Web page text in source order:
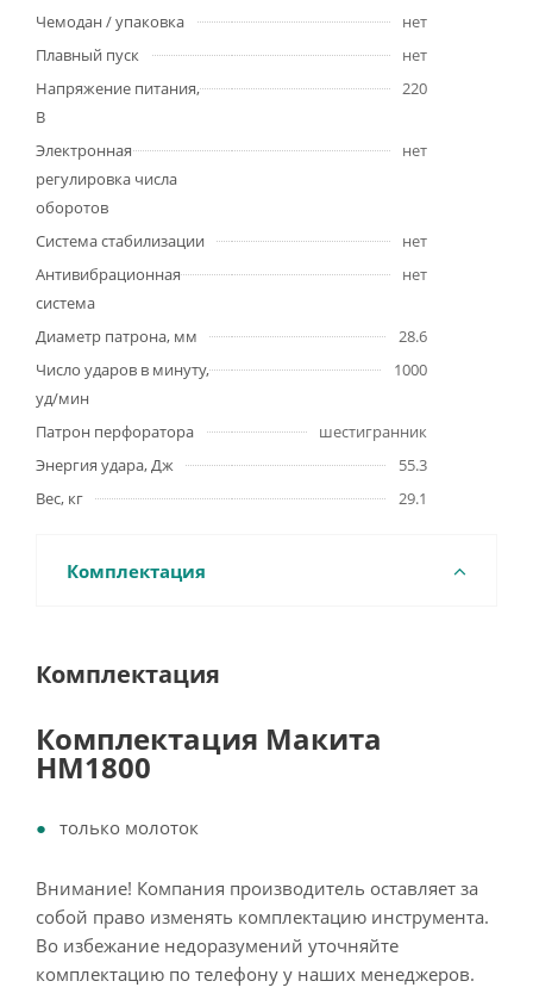
Чемодан / упаковка
нет
Плавный пуск
нет
Напряжение питания,
В
220
Электронная
регулировка числа
оборотов
нет
Система стабилизации
нет
Антивибрационная
система
нет
Диаметр патрона, мм
28.6
Число ударов в минуту,
уд/мин
1000
Патрон перфоратора
шестигранник
Энергия удара, Дж
55.3
Вес, кг
29.1
Комплектация
Комплектация
Комплектация Макита
HM1800
только молоток
Внимание! Компания производитель оставляет за
собой право изменять комплектацию инструмента.
Во избежание недоразумений уточняйте
комплектацию по телефону у наших менеджеров.